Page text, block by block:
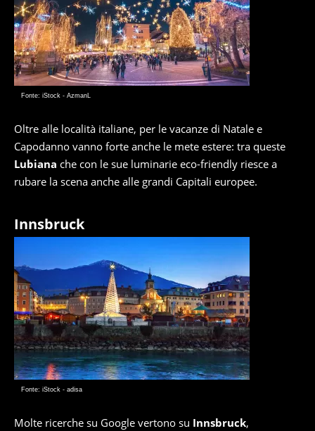
Fonte: iStock - AzmanL
Oltre alle località italiane, per le vacanze di Natale e
Capodanno vanno forte anche le mete estere: tra queste
Lubiana che con le sue luminarie eco-friendly riesce a
rubare la scena anche alle grandi Capitali europee.
Innsbruck
Fonte: iStock - adisa
Molte ricerche su Google vertono su Innsbruck,